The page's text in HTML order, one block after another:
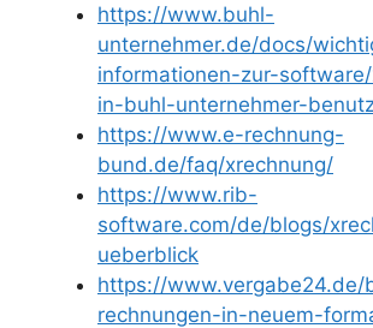
https://www.buhl-
unternehmer.de/docs/
informationen-zur-
in-buhl-unternehmer-
https://www.e-rechnung-
bund.de/faq/xrechnung/
https://www.rib-
software.com/de/blogs/
ueberblick
https://www.vergabe24.de/
rechnungen-in-neuem-